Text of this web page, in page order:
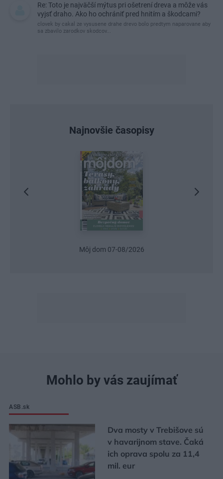
Re: Toto je najväčší mýtus pri ošetrení dreva a môže vás
vyjsť draho. Ako ho ochrániť pred hnitím a škodcami?
clovek by cakal ze vysusene drahe drevo bolo predtym naparovane aby
sa zbavilo zarodkov skodcov...
Najnovšie časopisy
Môj dom 07-08/2026
Mohlo by vás zaujímať
ASB.sk
Dva mosty v Trebišove sú
v havarijnom stave. Čaká
ich oprava spolu za 11,4
mil. eur